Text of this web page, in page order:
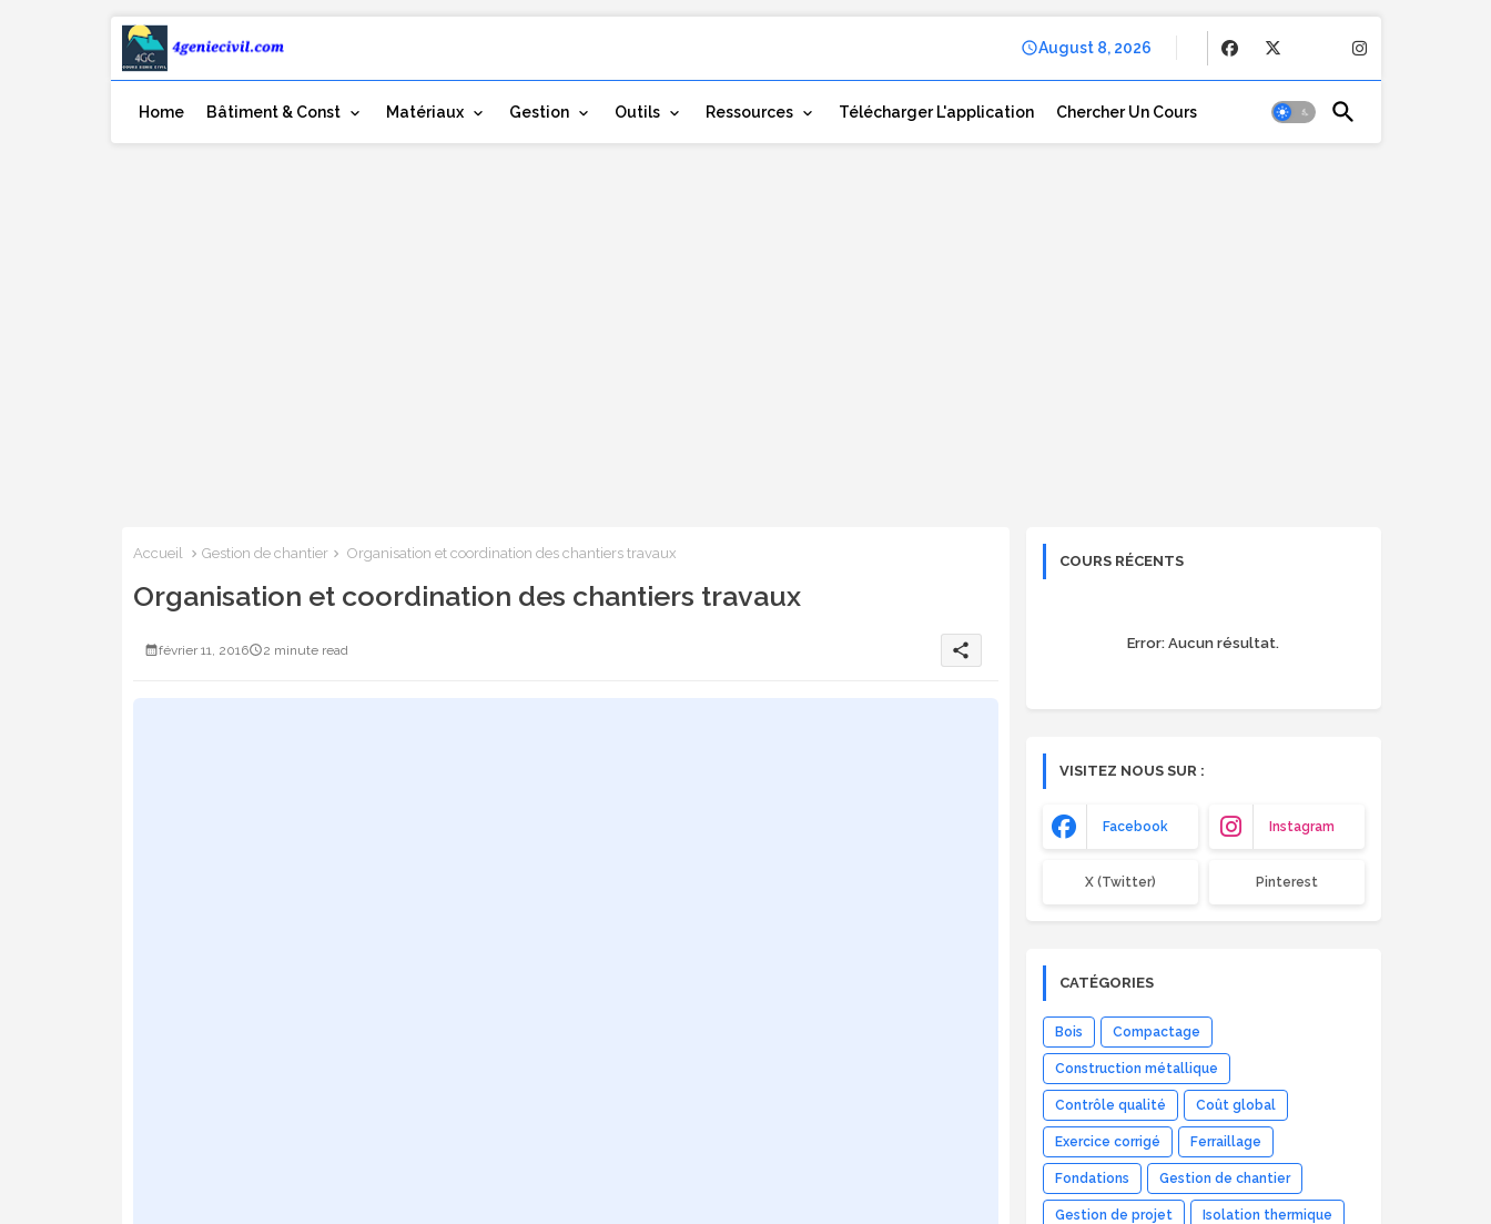
August 8, 2026
Home Bâtiment & Const Matériaux Gestion Outils Ressources Télécharger L'application Chercher Un Cours
Accueil Gestion de chantier Organisation et coordination des chantiers travaux
Organisation et coordination des chantiers travaux
février 11, 2016 2 minute read share
COURS RÉCENTS
Error: Aucun résultat.
VISITEZ NOUS SUR :
Facebook Instagram
X (Twitter) Pinterest
CATÉGORIES
Bois Compactage
Construction métallique
Contrôle qualité Coût global
Exercice corrigé Ferraillage
Fondations Gestion de chantier
Gestion de projet Isolation thermique